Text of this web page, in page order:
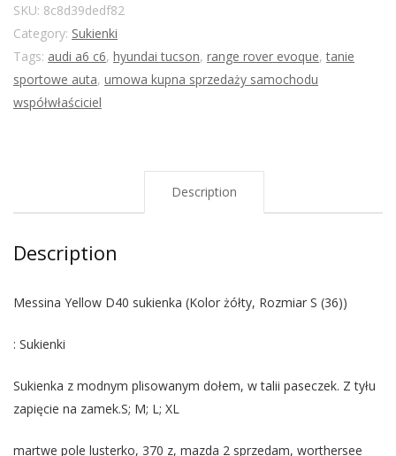
SKU: 8c8d39dedf82
Category: Sukienki
Tags: audi a6 c6, hyundai tucson, range rover evoque,tanie
sportowe auta, umowa kupna sprzedaży samochodu
współwłaściciel
Description
Description
Messina Yellow D40 sukienka (Kolor żółty, Rozmiar S (36))
: Sukienki
Sukienka z modnym plisowanym dołem, w talii paseczek. Z tyłu
zapięcie na zamek.S; M; L; XL
martwe pole lusterko, 370 z, mazda 2 sprzedam, worthersee